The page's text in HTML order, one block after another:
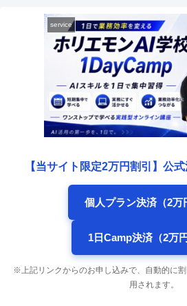
service
【当サイト限定2万円割引】公
個人プラン決済（2万
1日Camp決済（2万
※上記リンクからのお申し込みで、自動的に
用されます。